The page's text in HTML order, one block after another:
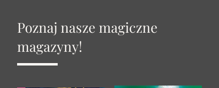
Poznaj nasze magiczne
magazyny!